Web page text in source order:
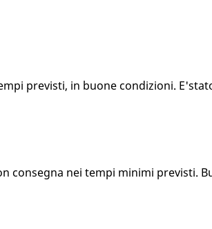
previsti, in buone condizioni.
consegna nei tempi minimi previsti.